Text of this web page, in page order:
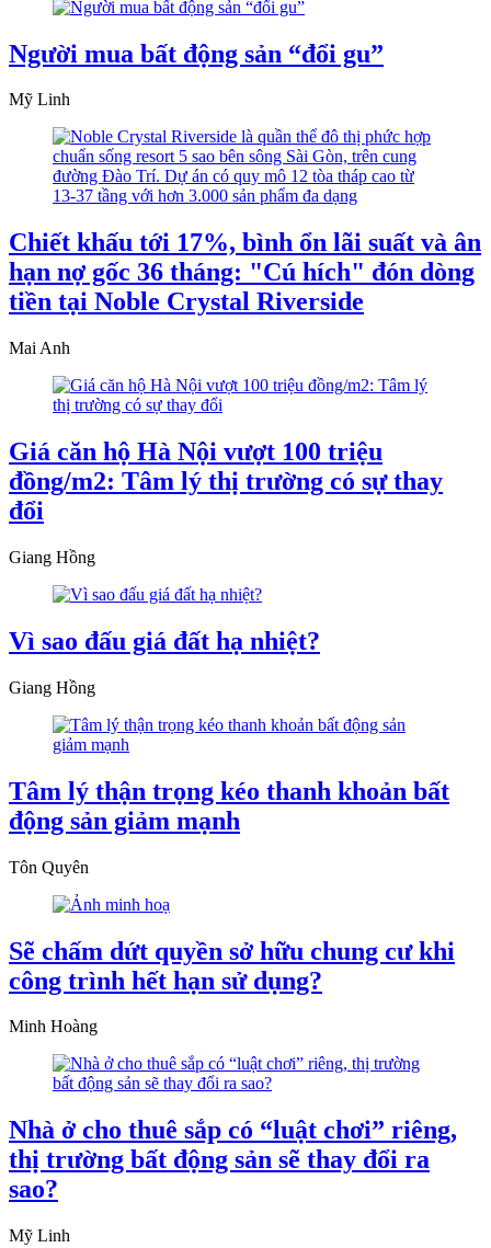
Người mua bất động sản “đổi gu”
Mỹ Linh
Chiết khấu tới 17%, bình ổn lãi suất và ân
hạn nợ gốc 36 tháng: "Cú hích" đón dòng
tiền tại Noble Crystal Riverside
Mai Anh
Giá căn hộ Hà Nội vượt 100 triệu
đồng/m2: Tâm lý thị trường có sự thay
đổi
Giang Hồng
Vì sao đấu giá đất hạ nhiệt?
Giang Hồng
Tâm lý thận trọng kéo thanh khoản bất
động sản giảm mạnh
Tôn Quyên
Sẽ chấm dứt quyền sở hữu chung cư khi
công trình hết hạn sử dụng?
Minh Hoàng
Nhà ở cho thuê sắp có “luật chơi” riêng,
thị trường bất động sản sẽ thay đổi ra
sao?
Mỹ Linh